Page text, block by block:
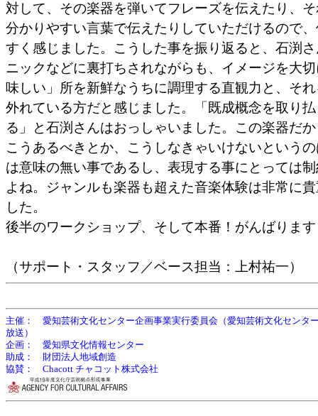
対して、その楽器を弾いてフレーズを伝えたり、
分かりやすい言葉で伝えたりしていただけるので
すく感じました。こうした事を振り返ると、石渕
ニックなどに裏打ちされながらも、イメージを大
味しい」所を新鮮なうちに調理する直観力と、そ
外れている方だと感じました。「既成概念を取り
る」と石渕さんはおっしゃいました。この楽器だ
こうあるべきとか、こうしなきゃいけないという
は意味の無い事であるし、表現する事にとっては
よね。ジャンルも楽器も超えた音楽体験は非常に
した。
後半のワークショップ、そして本番！がんばりま
（サポート・スタッフ／ベース担当：上村祐一）
主催： 愛知芸術文化センター企画事業実行委員会（愛知芸術文化センタ
放送）
企画： 愛知県文化情報センター
助成： 財団法人地域創造
協賛： Chacott チャコット株式会社